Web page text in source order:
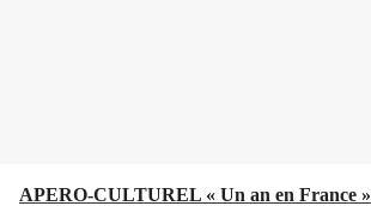
APERO-CULTUREL « Un an en France »